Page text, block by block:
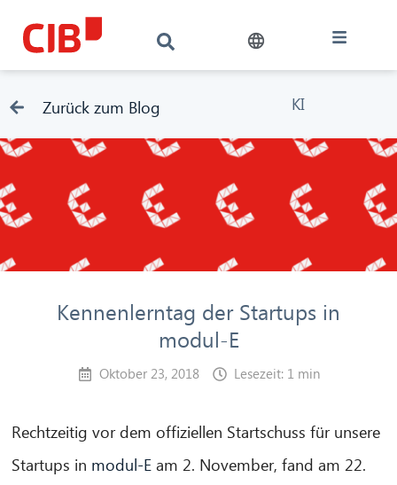
Zurück zum Blog KI
Kennenlerntag der Startups in
modul-E
Oktober 23, 2018 Lesezeit: 1 min
Rechtzeitig vor dem offiziellen Startschuss für unsere
Startups in modul-E am 2. November, fand am 22.